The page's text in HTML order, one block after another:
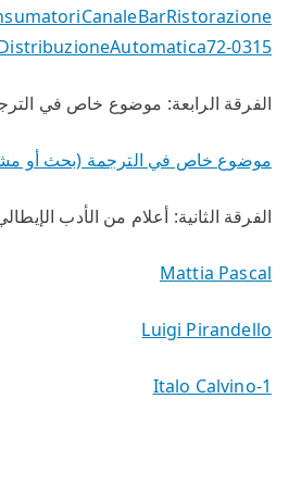
0315
الفرقة الرابعة: موضوع خاص في
موضوع خاص في الترجمة (بحث أو
الفرقة الثانية: أعلام من الأدب
Mattia Pascal
Luigi Pirandello
Italo Calvino-1